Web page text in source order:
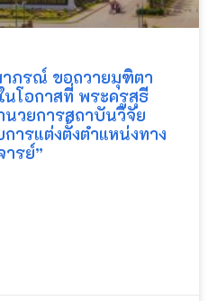
ภรณ์ ขอถวายมุฑิตา
โอกาสที่ พระครูสุธี
วยการสถาบันวิจัย
ารแต่งตั้งตำแหน่งทาง
ารย์”